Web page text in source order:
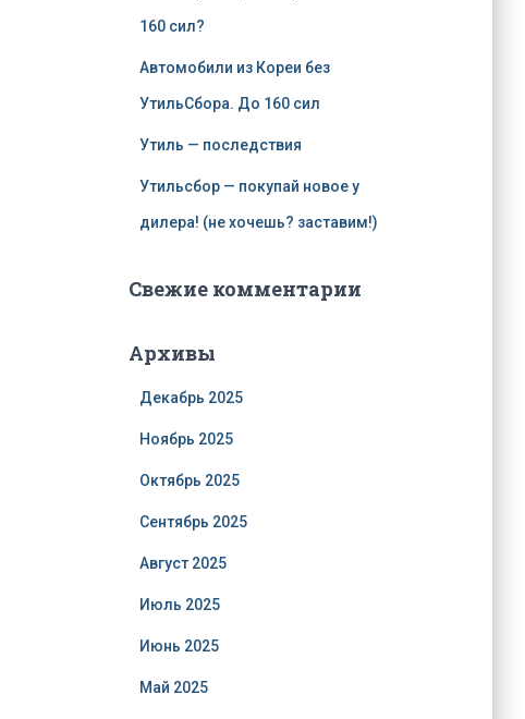
160 сил?
Автомобили из Кореи без
УтильСбора. До 160 сил
Утиль — последствия
Утильсбор — покупай новое у
дилера! (не хочешь? заставим!)
Свежие комментарии
Архивы
Декабрь 2025
Ноябрь 2025
Октябрь 2025
Сентябрь 2025
Август 2025
Июль 2025
Июнь 2025
Май 2025